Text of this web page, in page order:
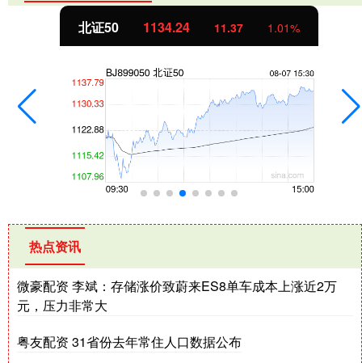
北证50 1134.24 11.37 1.01%
热点资讯
微豪配资 李斌：存储涨价致蔚来ES8单车成本上涨近2万
元，压力非常大
粤友配资 31省份去年常住人口数据公布